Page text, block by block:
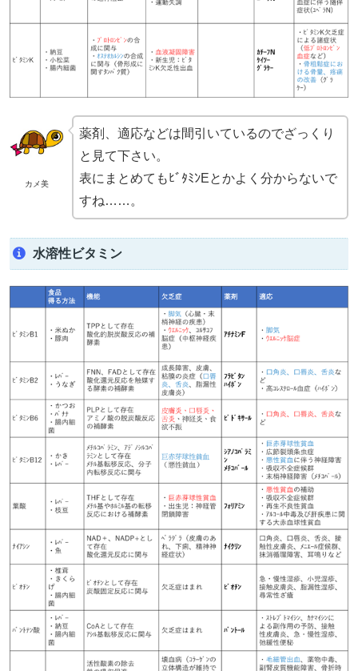
カメ美
薬剤、適応などは間引いているのでざっくり
と見て下さい。
表にまとめてもﾋﾞﾀﾐﾝEとかよく分からないで
すね……。
水溶性ビタミン